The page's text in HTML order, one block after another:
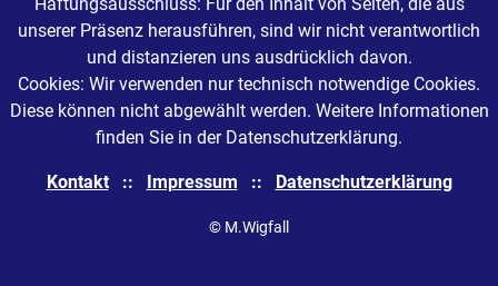
unserer Präsenz herausführen, sind wir nicht verantwortlich
und distanzieren uns ausdrücklich davon.
Cookies: Wir verwenden nur technisch notwendige Cookies.
Diese können nicht abgewählt werden. Weitere Informationen
finden Sie in der Datenschutzerklärung.
Kontakt:: Impressum :: Datenschutzerklärung
© M.Wigfall